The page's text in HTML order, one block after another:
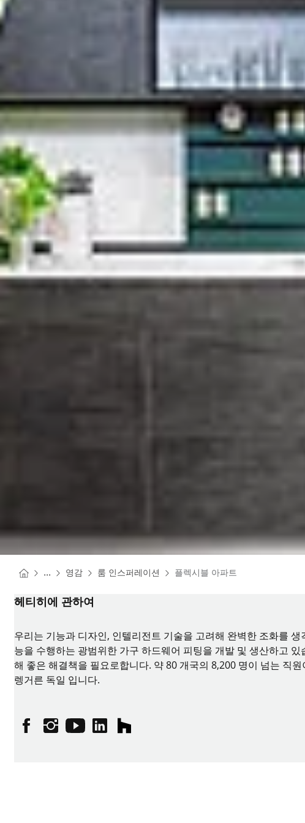
You are here:
Homepage
... 영감Homepage
룸 인스퍼레이션 Homepage
플렉시블 아파트
헤티히에 관하여
우리는 기능과 디자인, 인텔리전트 기술을 고려해 완벽한 조화를
능을 수행하는 광범위한 가구 하드웨어 피팅을 개발 및 생산하고
해 좋은 해결책을 필요로합니다. 약 80 개국의 8,200 명이 넘는 직
렝거른 독일 입니다.
페이스북인스타그램
유튜브링크드인houzz